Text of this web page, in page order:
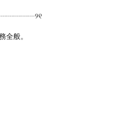
全般。